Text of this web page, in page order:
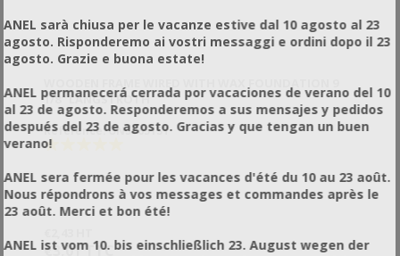
1/8'' LANGSTROTH
Référence: ON51651ST
€3,01 TTC
ANEL sarà chiusa per le vacanze estive dal 10 agosto al 23
agosto. Risponderemo ai vostri messaggi e ordini dopo il 23
agosto. Grazie e buona estate!
ANEL permanecerá cerrada por vacaciones de verano del 10
al 23 de agosto. Responderemos a sus mensajes y pedidos
después del 23 de agosto. Gracias y que tengan un buen
verano!
ANEL sera fermée pour les vacances d'été du 10 au 23 août.
Nous répondrons à vos messages et commandes après le
23 août. Merci et bon été!
ANEL ist vom 10. bis einschließlich 23. August wegen der